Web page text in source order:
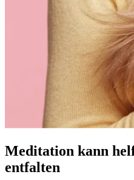
Meditation kann
entfalten